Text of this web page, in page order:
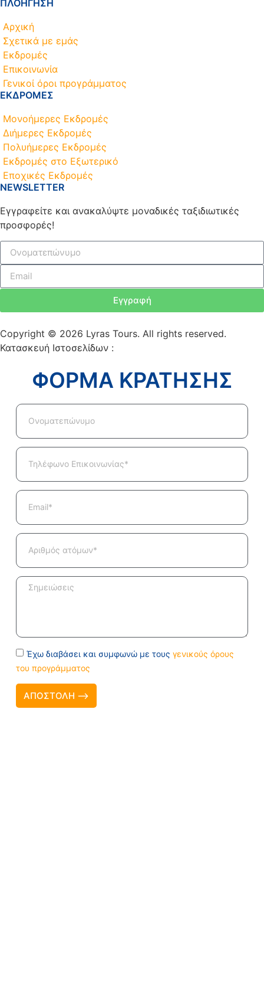
ΠΛΟΗΓΗΣΗ
Αρχική
Σχετικά με εμάς
Εκδρομές
Επικοινωνία
Γενικοί όροι προγράμματος
ΕΚΔΡΟΜΕΣ
Μονοήμερες Εκδρομές
Διήμερες Εκδρομές
Πολυήμερες Εκδρομές
Εκδρομές στο Εξωτερικό
Εποχικές Εκδρομές
NEWSLETTER
Εγγραφείτε και ανακαλύψτε μοναδικές ταξιδιωτικές
προσφορές!
Εγγραφή
Copyright © 2026 Lyras Tours. All rights reserved.
Κατασκευή Ιστοσελίδων :
ΦΟΡΜΑ ΚΡΑΤΗΣΗΣ
Έχω διαβάσει και συμφωνώ με τους γενικούς όρους
του προγράμματος
ΑΠΟΣΤΟΛΗ ⟶